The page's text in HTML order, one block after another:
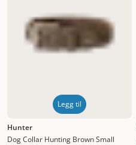
Legg til
Hunter
Dog Collar Hunting Brown Small